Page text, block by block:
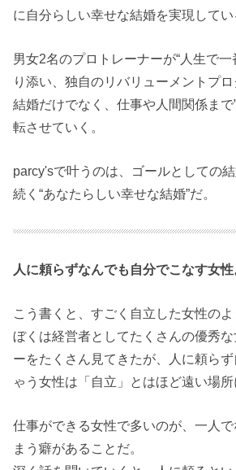
に自分らしい幸せな結婚を実現してい
男女2名のプロトレーナーが“人生で一
り添い、独自のリバリューメントプロ
結婚だけでなく、仕事や人間関係まで
転させていく。
parcy'sで叶うのは、ゴールとしての
続く“あなたらしい幸せな結婚”だ。
人に頼らずなんでも自分でこなす女性
こう書くと、すごく自立した女性のよ
ぼくは経営者としてたくさんの優秀
ーをたくさん見てきたが、人に頼ら
ゃう女性は「自立」とはほど遠い場所
仕事ができる女性で多いのが、一人
まう癖があることだ。